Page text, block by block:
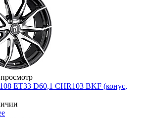
ET33 D60,1 CHR103 BKF (конус,